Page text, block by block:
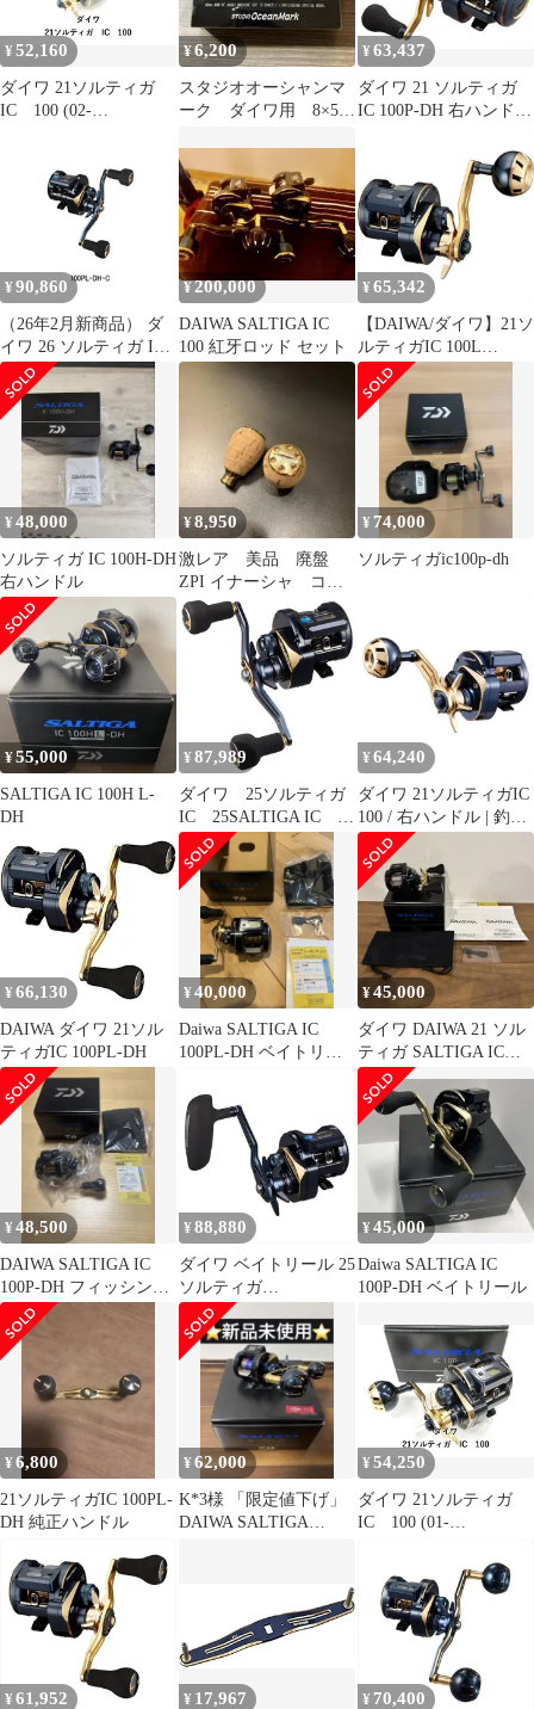
¥52,160
ダイワ 21ソルティガ
IC 100 (02-
¥6,200
スタジオオーシャンマ
ーク ダイワ用 8×5
ナット付
¥63,437
ダイワ 21 ソルティガ
IC 100P-DH 右ハンドル
¥ 90,860
（26年2月新商品） ダ
イワ 26 ソルティガ IC
100PL-DH-C（左）
¥200,000
DAIWA SALTIGA IC
100 紅牙ロッド セット
¥ 65,342
【DAIWA/ダイワ】21ソ
ルティガIC 100L
(034695) オフショア ベ
イトリール カウンター
付
¥48,000
ソルティガ IC 100H-DH
右ハンドル
¥8,950
激レア 美品 廃盤
ZPI イナーシャ コル
クノブ 2個セット
¥ 74,000
ソルティガic100p-dh
¥55,000
SALTIGA IC 100H L-
DH
¥ 87,989
ダイワ 25ソルティガ
IC 25SALTIGA IC
100P-DH-C
¥ 64,240
ダイワ 21ソルティガIC
100 / 右ハンドル | 釣具
釣り フィッシング
¥ 66,130
DAIWA ダイワ 21ソル
ティガIC 100PL-DH
¥40,000
Daiwa SALTIGA IC
100PL-DH ベイトリー
¥45,000
ダイワ DAIWA 21 ソル
ティガ SALTIGA IC
100P-DH
¥48,500
DAIWA SALTIGA IC
100P-DH フィッシング
リール
¥ 88,880
ダイワ ベイトリール 25
ソルティガ
（SALTIGA） IC 300H-
SJ-C (右)
¥45,000
Daiwa SALTIGA IC
100P-DH ベイトリール
¥6,800
21ソルティガIC 100PL-
DH 純正ハンドル
¥62,000
K*3様 「限定値下げ」
DAIWA SALTIGA
¥54,250
ダイワ 21ソルティガ
IC 100 (01-
¥ 61,952 ¥ 17,967 ¥ 70,400